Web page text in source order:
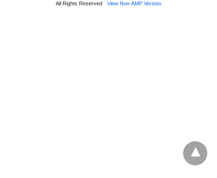
All Rights Reserved View Non-AMP Version